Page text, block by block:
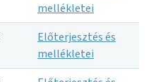
mellékletei
Előterjesztés és
mellékletei